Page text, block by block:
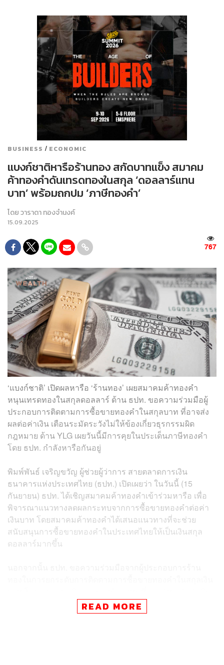
BUSINESS / ECONOMIC
แบงก์ชาติหารือร้านทอง สกัดบาทแข็ง สมาคม
ค้าทองคำดันเทรดทองในสกุล ‘ดอลลาร์แทน
บาท’ พร้อมถกปม ‘ภาษีทองคำ’
โดยวาราดา ทองจำนงค์
15.09.2025
767
‘แบงก์ชาติ’ เปิดผลหารือ ‘ร้านทอง’ เผยสมาคมค้าทองคำ
หนุนเทรดทองในสกุลดอลลาร์ ด้าน ธปท. ขอความร่วมมือผู้
ประกอบการติดตามการซื้อขายทองคำในสกุลบาท ที่อาจส่ง
ผลต่อค่าเงิน เตือนระมัดระวังไม่ให้ข้องเกี่ยวธุรกรรมผิด
กฎหมาย ด้าน YLG เผยวันนี้มีการคุยในประเด็นภาษีทองคำ
โดย ธปท. กำลังหารือกันอยู่
พิมพ์พันธ์ เจริญขวัญ ผู้ช่วยผู้ว่าการ สายตลาดการเงิน
ธนาคารแห่งประเทศไทย (ธปท.) เปิดเผยว่า ในวันนี้ (15
กันยายน) ธปท. ได้เชิญสมาคมค้าทองคำเข้าร่วมหารือ เพื่อ
พิจารณาแนวทางลดผลกระทบจากการซื้อขายทองคำต่อค่า
เงินบาท โดยสมาคมค้าทองคำได้เสนอแนวทางที่จะช่วย
สนับสนุนการซื้อขายทองคำในประเทศไทยให้เป็นเงินสกุล
ดอลลาร์มากขึ้น
รวมทั้งระมัดระวังมิให้ธุรกรรมที่เกิดขึ้นไปที่เกี่ยวข้องกับ
การกระทำที่ผิดกฎหมาย
READ MORE